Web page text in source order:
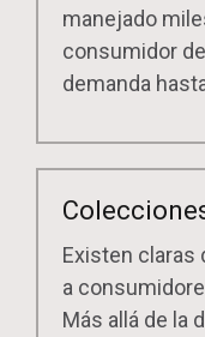
manejado
consumidor
demanda
Existen claras
a
Más allá de la